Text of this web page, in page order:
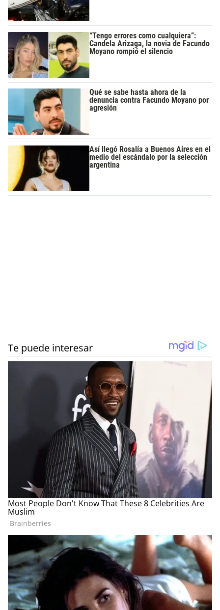
“Tengo errores como cualquiera”:
Candela Arizaga, la novia de Facundo
Moyano rompió el silencio
Qué se sabe hasta ahora de la
denuncia contra Facundo Moyano por
agresión
Así llegó Rosalía a Buenos Aires en el
medio del escándalo por la selección
argentina